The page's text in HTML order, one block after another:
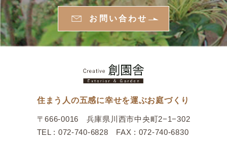
お問い合わせ
住まう人の五感に幸せを運ぶお庭づくり
〒666-0016 兵庫県川西市中央町2−1−302
TEL : 072-740-6828 FAX : 072-740-6830